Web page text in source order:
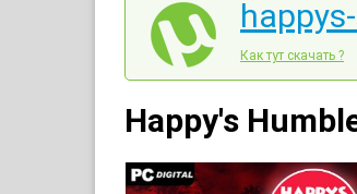
Как тут скачать ?
Happy's